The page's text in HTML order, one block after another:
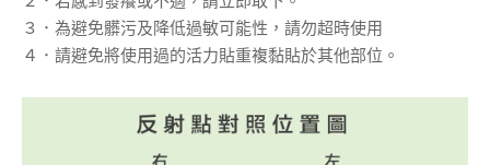
３．為避免髒污及降低過敏可能性，請勿超時使用
４．請避免將使用過的活力貼重複黏貼於其他部位。